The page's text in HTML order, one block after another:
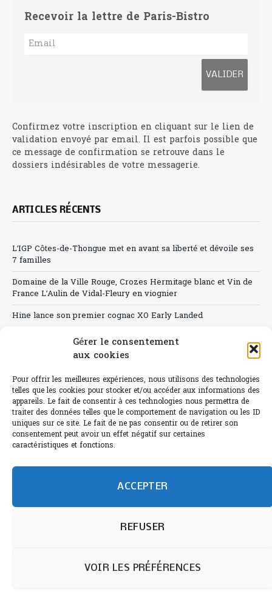
Gérer le consentement
aux cookies
Pour offrir les meilleures expériences, nous utilisons des technologies
telles que les cookies pour stocker et/ou accéder aux informations des
appareils. Le fait de consentir à ces technologies nous permettra de
traiter des données telles que le comportement de navigation ou les ID
uniques sur ce site. Le fait de ne pas consentir ou de retirer son
consentement peut avoir un effet négatif sur certaines
caractéristiques et fonctions.
ACCEPTER
REFUSER
VOIR LES PRÉFÉRENCES
Recevoir la lettre de Paris-Bistro
Confirmez votre inscription en cliquant sur le lien de
validation envoyé par email. Il est parfois possible que
ce message de confirmation se retrouve dans le
dossiers indésirables de votre messagerie.
ARTICLES RÉCENTS
L’IGP Côtes-de-Thongue met en avant sa liberté et dévoile ses
7 familles
Domaine de la Ville Rouge, Crozes Hermitage blanc et Vin de
France L’Aulin de Vidal-Fleury en viognier
Hine lance son premier cognac XO Early Landed
Canicule : A quand le CHR à « l’heure espagnole » ?
Sélection de rosés 2026
L'abus d'alcool est dangereux pour la santé.
humain et 0% IA de Paris Bistro Editions - SARL de Presse -
Informations légales etRGPD